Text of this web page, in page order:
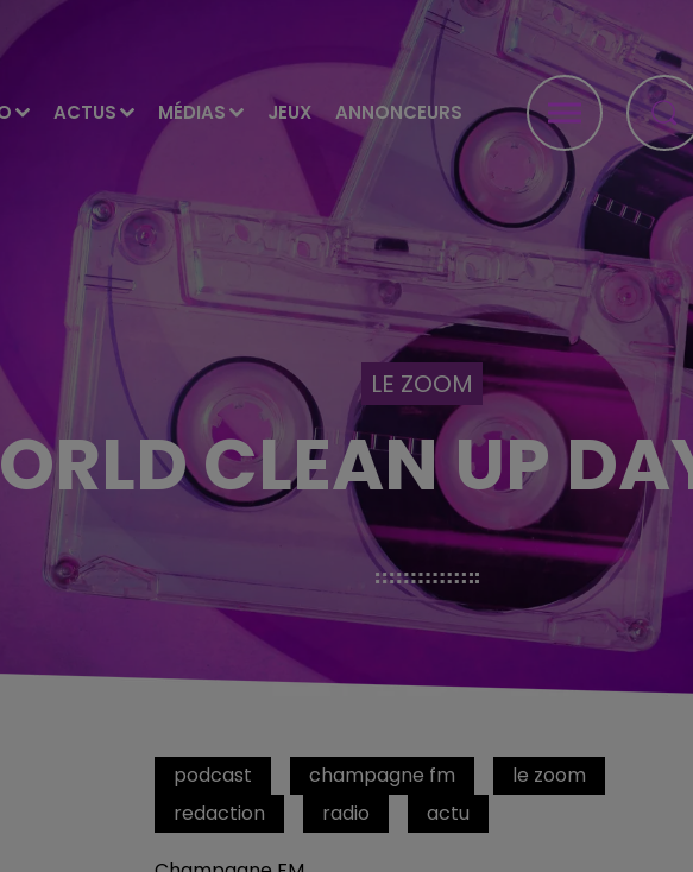
ACTUS MÉDIAS JEUX ANNONCEURS
LE ZOOM
CLEAN UP
podcast champagne fm
le zoom
redaction
radio actu